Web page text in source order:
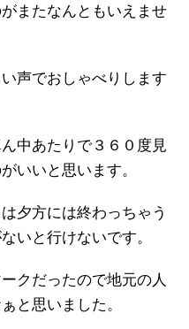
またなんともいえませ
声でおしゃべりします
中あたりで３６０度見
いいと思います。
夕方には終わっちゃう
いと行けないです。
クだったので地元の人
と思いました。